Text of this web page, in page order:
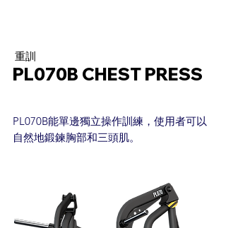
重訓
PL070B CHEST PRESS
PL070B能單邊獨立操作訓練，使用者可以
自然地鍛鍊胸部和三頭肌。